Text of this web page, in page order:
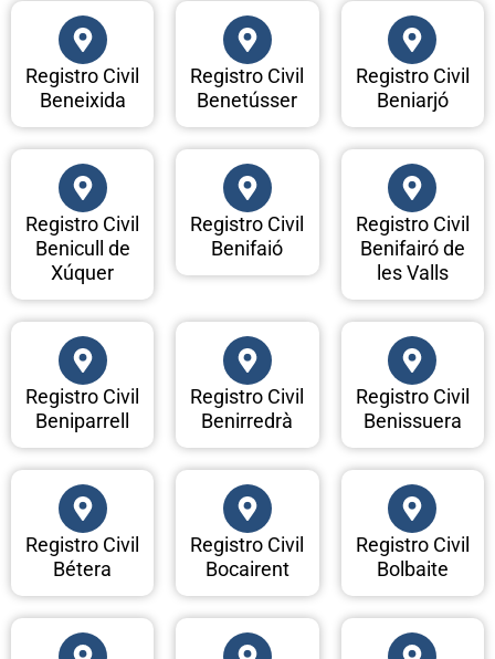
Registro Civil
Beneixida
Registro Civil
Benetússer
Registro Civil
Beniarjó
Registro Civil
Benicull de
Xúquer
Registro Civil
Benifaió
Registro Civil
Benifairó de
les Valls
Registro Civil
Beniparrell
Registro Civil
Benirredrà
Registro Civil
Benissuera
Registro Civil
Bétera
Registro Civil
Bocairent
Registro Civil
Bolbaite